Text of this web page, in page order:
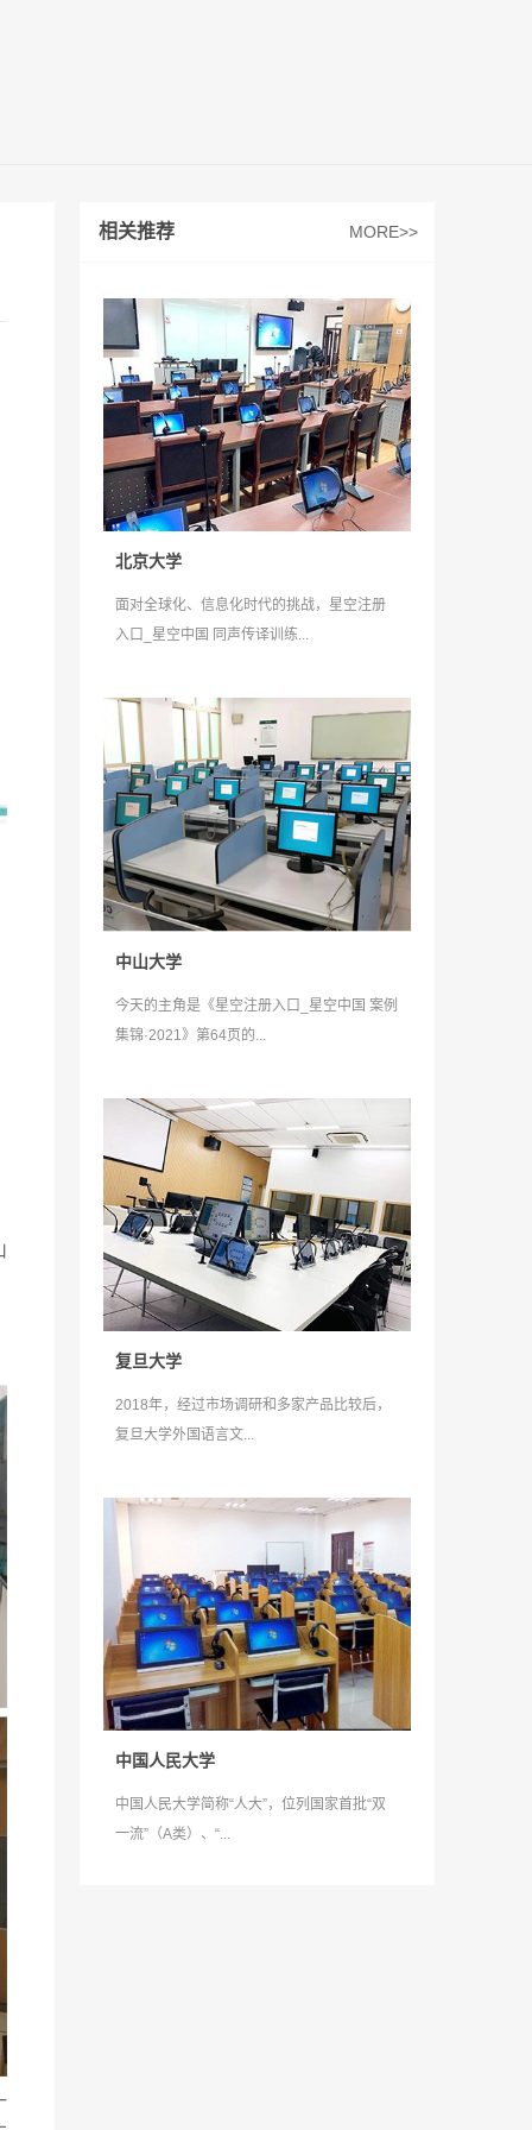
相关推荐 MORE>>
北京大学
面对全球化、信息化时代的挑战，星空注册
入口_星空中国 同声传译训练...
中山大学
今天的主角是《星空注册入口_星空中国 案例
集锦·2021》第64页的...
复旦大学
2018年，经过市场调研和多家产品比较后，
复旦大学外国语言文...
中国人民大学
中国人民大学简称“人大”，位列国家首批“双
一流”（A类）、“...